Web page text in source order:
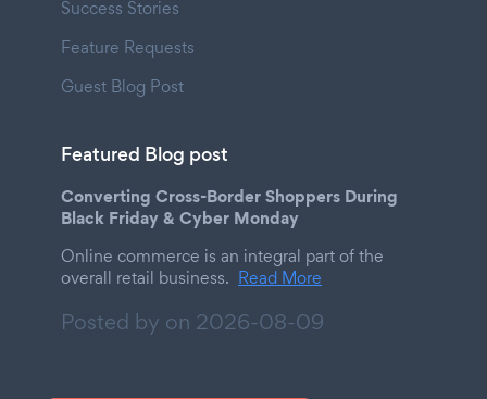
Success Stories
Feature Requests
Guest Blog Post
Featured Blog post
Converting Cross-Border Shoppers During
Black Friday & Cyber Monday
Online commerce is an integral part of the
overall retail business. Read More
Posted by on 2026-08-09